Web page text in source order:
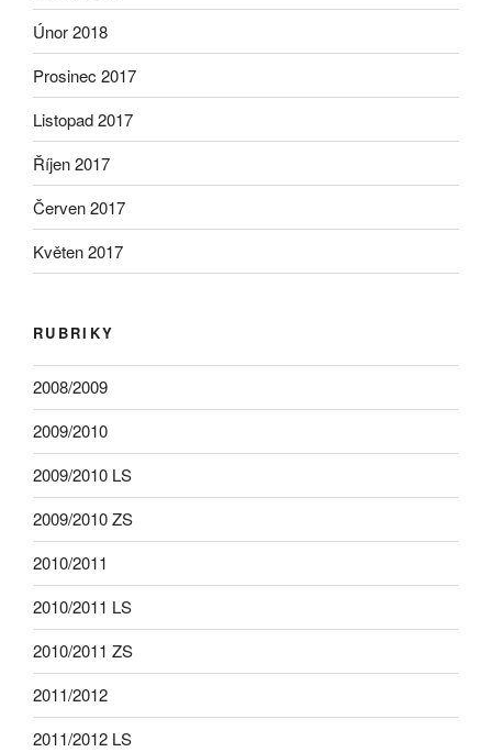
Únor 2018
Prosinec 2017
Listopad 2017
Říjen 2017
Červen 2017
Květen 2017
RUBRIKY
2008/2009
2009/2010
2009/2010 LS
2009/2010 ZS
2010/2011
2010/2011 LS
2010/2011 ZS
2011/2012
2011/2012 LS